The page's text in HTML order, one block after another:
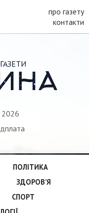
про газету
контакти
2026
ПОЛІТИКА
ЗДОРОВ’Я
СПОРТ